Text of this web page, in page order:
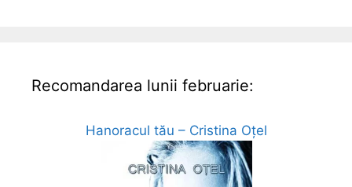
Recomandarea lunii februarie:
Hanoracul tău – Cristina Oțel